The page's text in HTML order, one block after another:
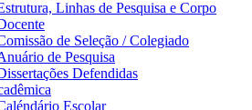
Linhas de Pesquisa e Corpo
de Seleção / Colegiado
de Pesquisa
Defendidas
Escolar